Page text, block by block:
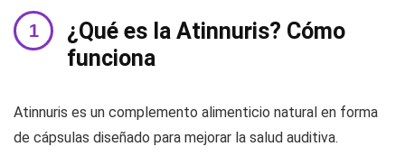
¿Qué es la Atinnuris? Cómo
funciona
Atinnuris es un complemento alimenticio natural en forma
de cápsulas diseñado para mejorar la salud auditiva.